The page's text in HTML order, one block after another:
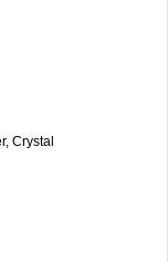
Crystal